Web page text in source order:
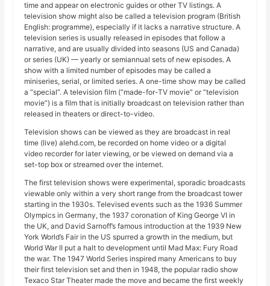
time and appear on electronic guides or other TV listings. A
television show might also be called a television program (British
English: programme), especially if it lacks a narrative structure. A
television series is usually released in episodes that follow a
narrative, and are usually divided into seasons (US and Canada)
or series (UK) — yearly or semiannual sets of new episodes. A
show with a limited number of episodes may be called a
miniseries, serial, or limited series. A one-time show may be called
a “special”. A television film (“made-for-TV movie” or “television
movie”) is a film that is initially broadcast on television rather than
released in theaters or direct-to-video.
Television shows can be viewed as they are broadcast in real
time (live) alehd.com, be recorded on home video or a digital
video recorder for later viewing, or be viewed on demand via a
set-top box or streamed over the internet.
The first television shows were experimental, sporadic broadcasts
viewable only within a very short range from the broadcast tower
starting in the 1930s. Televised events such as the 1936 Summer
Olympics in Germany, the 1937 coronation of King George VI in
the UK, and David Sarnoff’s famous introduction at the 1939 New
York World’s Fair in the US spurred a growth in the medium, but
World War II put a halt to development until Mad Max: Fury Road
the war. The 1947 World Series inspired many Americans to buy
their first television set and then in 1948, the popular radio show
Texaco Star Theater made the move and became the first weekly